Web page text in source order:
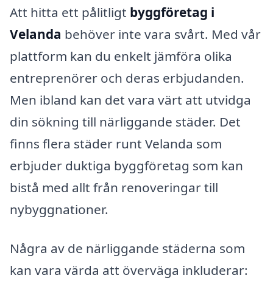
Att hitta ett pålitligt byggföretag i
Velanda behöver inte vara svårt. Med vår
plattform kan du enkelt jämföra olika
entreprenörer och deras erbjudanden.
Men ibland kan det vara värt att utvidga
din sökning till närliggande städer. Det
finns flera städer runt Velanda som
erbjuder duktiga byggföretag som kan
bistå med allt från renoveringar till
nybyggnationer.
Några av de närliggande städerna som
kan vara värda att överväga inkluderar: